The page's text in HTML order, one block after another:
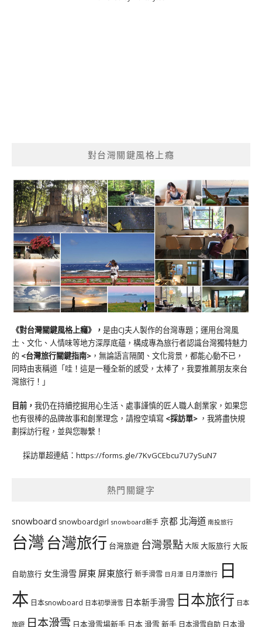
對台灣關鍵風格上癮
《對台灣關鍵風格上癮》 ， 是由CJ夫人製作的台灣專題；運用台灣風
土、文化、人情味等地方深厚底蘊，構成專為旅行者認識台灣獨特魅力
的 <台灣旅行關鍵指南> ，無論語言隔閡、文化背景，都能心動不已，
同時由衷稱道「哇！這是一種全新的感受，太棒了，我要推薦朋友來台
灣旅行！」
目前， 我仍在持續挖掘用心生活、處事謹慎的匠人職人創業家，如果您
也有很棒的品牌故事和創業理念，請撥空填寫 <採訪單> ，我將盡快規
劃採訪行程，並與您聯繫！
採訪單超連結： https://forms.gle/7KvGCEbcu7U7ySuN7
熱門關鍵字
snowboard snowboardgirl snowboard新手 京都 北海道 南投旅行
台灣台灣旅行 台灣旅遊 台灣景點大阪大阪旅行大阪
自助旅行 女生滑雪 屏東 屏東旅行新手滑雪 日月潭 日月潭旅行 日
本 日本snowboard 日本初學滑雪 日本新手滑雪 日本旅行 日本
旅遊 日本滑雪 日本滑雪場新手 日本 滑雪 新手 日本滑雪自助 日本滑